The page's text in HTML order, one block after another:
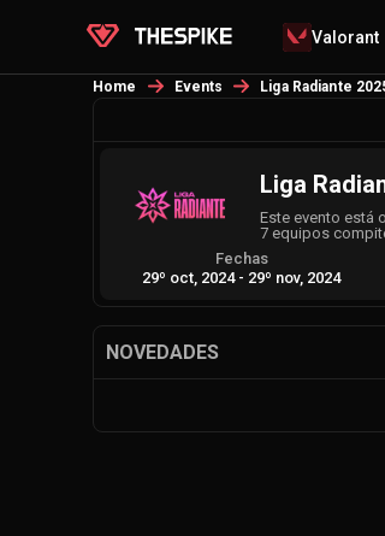
Valorant
Home Events Liga Radiante
Liga
Este evento está
7 equipos
Fechas
29º oct, 2024 - 29º nov, 2024
NOVEDADES